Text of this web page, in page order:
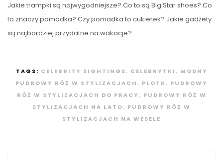
Jakie trampki są najwygodniejsze? Co to są Big Star shoes? Co
to znaczy pomadka? Czy pomadka to cukierek? Jakie gadżety
są najbardziej przydatne na wakacje?
TAGS: CELEBRITY SIGHTINGS, CELEBRYTKI, MODNY
PUDROWY RÓŻ W STYLIZACJACH, PLOTK, PUDROWY
RÓŻ W STYLIZACJACH DO PRACY, PUDROWY RÓŻ W
STYLIZACJACH NA LATO, PUDROWY RÓŻ W
STYLIZACJACH NA WESELE